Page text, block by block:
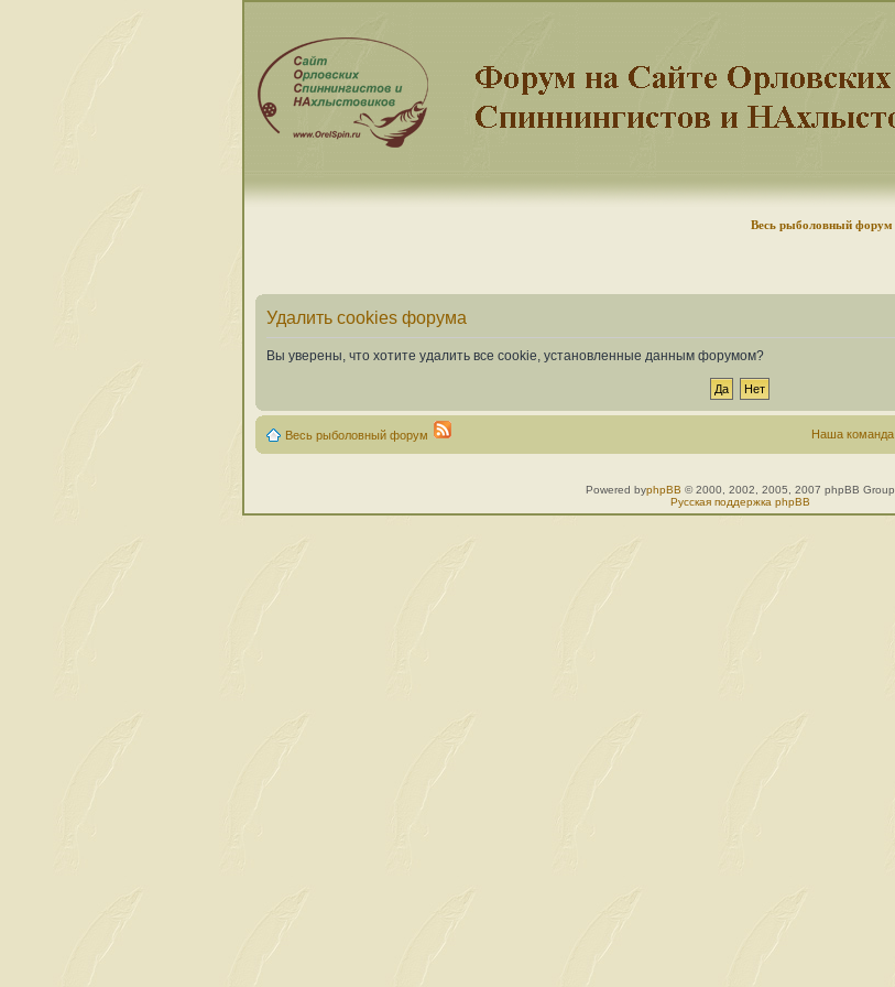
Весь рыболовный форум
Удалить cookies форума
Вы уверены, что хотите удалить все cookie, установленные данным форумом?
Весь рыболовный форум Наша команда
Powered byphpBB © 2000, 2002, 2005, 2007 phpBB Group
Русская поддержка phpBB